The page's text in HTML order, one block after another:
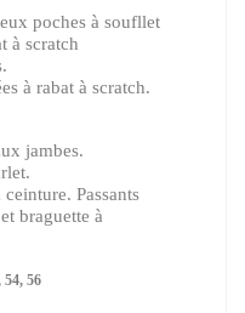
poches à soufllet
à scratch
à rabat à scratch.
jambes.
Passants
braguette à
54, 56